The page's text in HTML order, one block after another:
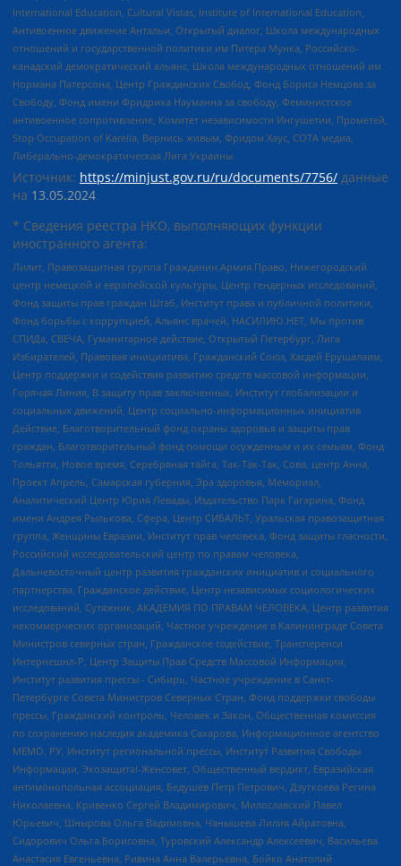
International Education, Cultural Vistas, Institute of International Education,
Антивоенное движение Антальи, Открытый диалог, Школа международных
отношений и государственной политики им Питера Мунка, Российско-
канадский демократический альянс, Школа международных отношений им
Нормана Патерсона, Центр Гражданских Свобод, Фонд Бориса Немцова за
Свободу, Фонд имени Фридриха Науманна за свободу, Феминистское
антивоенное сопротивление, Комитет независимости Ингушетии, Прометей,
Stop Occupation of Karelia, Вернись живым, Фридом Хаус, СОТА медиа,
Либерально-демократическая Лига Украины
Источник: https://minjust.gov.ru/ru/documents/7756/ данные
на 13.05.2024
* Сведения реестра НКО, выполняющих функции
иностранного агента:
Лилит, Правозащитная группа Гражданин.Армия.Право, Нижегородский
центр немецкой и европейской культуры, Центр гендерных исследований,
Фонд защиты прав граждан Штаб, Институт права и публичной политики,
Фонд борьбы с коррупцией, Альянс врачей, НАСИЛИЮ.НЕТ, Мы против
СПИДа, СВЕЧА, Гуманитарное действие, Открытый Петербург, Лига
Избирателей, Правовая инициатива, Гражданский Союз, Хасдей Ерушалаим,
Центр поддержки и содействия развитию средств массовой информации,
Горячая Линия, В защиту прав заключенных, Институт глобализации и
социальных движений, Центр социально-информационных инициатив
Действие, Благотворительный фонд охраны здоровья и защиты прав
граждан, Благотворительный фонд помощи осужденным и их семьям, Фонд
Тольятти, Новое время, Серебряная тайга, Так-Так-Так, Сова, центр Анна,
Проект Апрель, Самарская губерния, Эра здоровья, Мемориал,
Аналитический Центр Юрия Левады, Издательство Парк Гагарина, Фонд
имени Андрея Рылькова, Сфера, Центр СИБАЛЬТ, Уральская правозащитная
группа, Женщины Евразии, Институт прав человека, Фонд защиты гласности,
Российский исследовательский центр по правам человека,
Дальневосточный центр развития гражданских инициатив и социального
партнерства, Гражданское действие, Центр независимых социологических
исследований, Сутяжник, АКАДЕМИЯ ПО ПРАВАМ ЧЕЛОВЕКА, Центр развития
некоммерческих организаций, Частное учреждение в Калининграде Совета
Министров северных стран, Гражданское содействие, Трансперенси
Интернешнл-Р, Центр Защиты Прав Средств Массовой Информации,
Институт развития прессы - Сибирь, Частное учреждение в Санкт-
Петербурге Совета Министров Северных Стран, Фонд поддержки свободы
прессы, Гражданский контроль, Человек и Закон, Общественная комиссия
по сохранению наследия академика Сахарова, Информационное агентство
МЕМО. РУ, Институт региональной прессы, Институт Развития Свободы
Информации, Экозащита!-Женсовет, Общественный вердикт, Евразийская
антимонопольная ассоциация, Бедушев Петр Петрович, Дзугкоева Регина
Николаевна, Кривенко Сергей Владимирович, Милославский Павел
Юрьевич, Шнырова Ольга Вадимовна, Чанышева Лилия Айратовна,
Сидорович Ольга Борисовна, Туровский Александр Алексеевич, Васильева
Анастасия Евгеньевна, Ривина Анна Валерьевна, Бойко Анатолий